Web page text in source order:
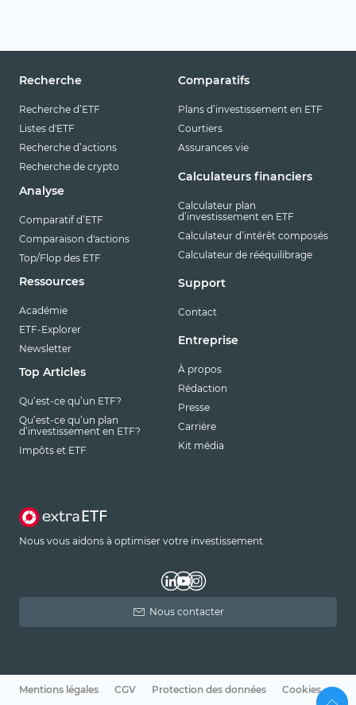
Recherche
Recherche d’ETF
Listes d'ETF
Recherche d’actions
Recherche de crypto
Analyse
Comparatif d’ETF
Comparaison d'actions
Top/Flop des ETF
Ressources
Académie
ETF-Explorer
Newsletter
Top Articles
Qu’est-ce qu’un ETF?
Qu’est-ce qu’un plan
d’investissement en ETF?
Impôts et ETF
Comparatifs
Plans d’investissement en ETF
Courtiers
Assurances vie
Calculateurs financiers
Calculateur plan
d’investissement en ETF
Calculateur d’intérêt composés
Calculateur de rééquilibrage
Support
Contact
Entreprise
À propos
Rédaction
Presse
Carrière
Kit média
Nous vous aidons à optimiser votre investissement.
Nous contacter
Mentions légales CGV Protection des données Cookies